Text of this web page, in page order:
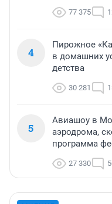
77 375
4
Пирожное
в домашних
детства
30 281
5
Авиашоу в
аэродрома,
программа
27 330